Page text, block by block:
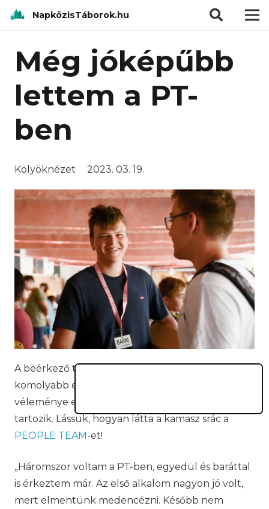
NapközisTáborok.hu
Még jóképűbb
lettem a PT-
ben
Kölyöknézet 2023. 03. 19.
A beérkező táborjellemzések között akadnak
komolyabb és humorosabb hangvételűek is. Misi
véleménye egyértelműen az utóbbiak közé
tartozik. Lássuk, hogyan látta a kamasz srác a
PEOPLE TEAM-et!
„Háromszor voltam a PT-ben, egyedül és baráttal
is érkeztem már. Az első alkalom nagyon jó volt,
mert elmentünk medencézni. Később nem